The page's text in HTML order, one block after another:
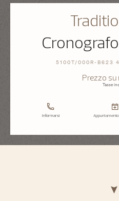
5100T/000R-B623
Prezzo su
Tasse
Informarsi Appuntamento